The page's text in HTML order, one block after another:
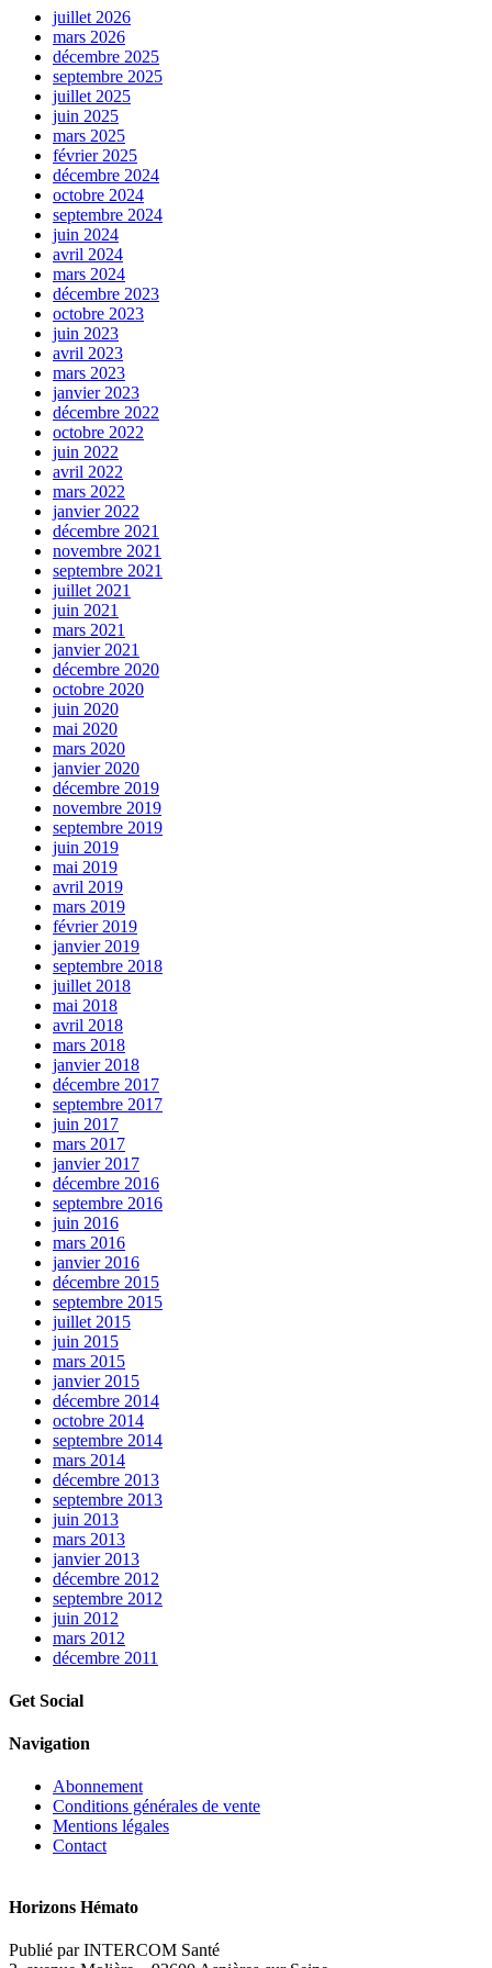
juillet 2026
mars 2026
décembre 2025
septembre 2025
juillet 2025
juin 2025
mars 2025
février 2025
décembre 2024
octobre 2024
septembre 2024
juin 2024
avril 2024
mars 2024
décembre 2023
octobre 2023
juin 2023
avril 2023
mars 2023
janvier 2023
décembre 2022
octobre 2022
juin 2022
avril 2022
mars 2022
janvier 2022
décembre 2021
novembre 2021
septembre 2021
juillet 2021
juin 2021
mars 2021
janvier 2021
décembre 2020
octobre 2020
juin 2020
mai 2020
mars 2020
janvier 2020
décembre 2019
novembre 2019
septembre 2019
juin 2019
mai 2019
avril 2019
mars 2019
février 2019
janvier 2019
septembre 2018
juillet 2018
mai 2018
avril 2018
mars 2018
janvier 2018
décembre 2017
septembre 2017
juin 2017
mars 2017
janvier 2017
décembre 2016
septembre 2016
juin 2016
mars 2016
janvier 2016
décembre 2015
septembre 2015
juillet 2015
juin 2015
mars 2015
janvier 2015
décembre 2014
octobre 2014
septembre 2014
mars 2014
décembre 2013
septembre 2013
juin 2013
mars 2013
janvier 2013
décembre 2012
septembre 2012
juin 2012
mars 2012
décembre 2011
Get Social
Navigation
Abonnement
Conditions générales de vente
Mentions légales
Contact
Horizons Hémato
Publié par INTERCOM Santé